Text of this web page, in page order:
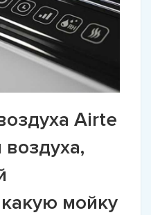
Airte
воздуха,
мойку